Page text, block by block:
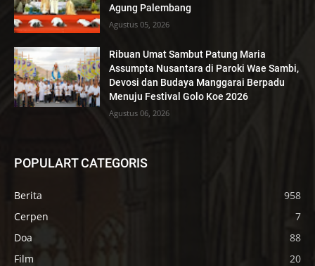
Agung Palembang
Agustus 05, 2026
Ribuan Umat Sambut Patung Maria
Assumpta Nusantara di Paroki Wae Sambi,
Devosi dan Budaya Manggarai Berpadu
Menuju Festival Golo Koe 2026
Agustus 06, 2026
POPULART CATEGORIS
Berita
958
Cerpen
7
Doa
88
Film
20